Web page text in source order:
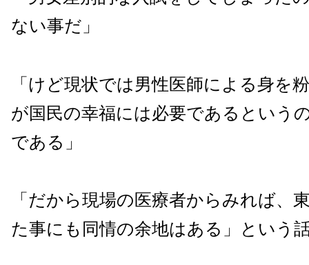
ない事だ」
「けど現状では男性医師による身を
が国民の幸福には必要であるという
である」
「だから現場の医療者からみれば、
た事にも同情の余地はある」という